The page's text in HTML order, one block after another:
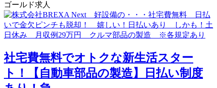
ゴールド求人
社宅費無料でオトクな新生活スター
ト！【自動車部品の製造】日払い制度